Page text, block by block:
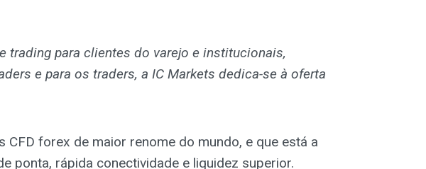
trading para clientes do varejo e institucionais,
e para os traders, a IC Markets dedica-se à oferta
forex de maior renome do mundo, e que está a
ponta, rápida conectividade e liquidez superior.